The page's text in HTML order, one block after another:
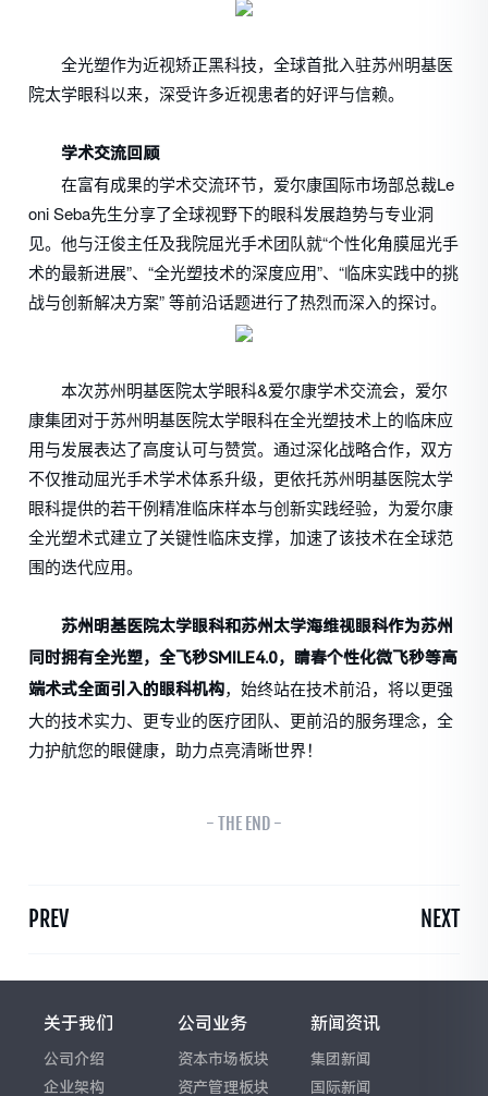
全光塑作为近视矫正黑科技，全球首批入驻苏州明基医
院太学眼科以来，深受许多近视患者的好评与信赖。
学术交流回顾
在富有成果的学术交流环节，爱尔康国际市场部总裁Le
oni Seba先生分享了全球视野下的眼科发展趋势与专业洞
见。他与汪俊主任及我院屈光手术团队就“个性化角膜屈光手
术的最新进展”、“全光塑技术的深度应用”、“临床实践中的挑
战与创新解决方案” 等前沿话题进行了热烈而深入的探讨。
本次苏州明基医院太学眼科&爱尔康学术交流会，爱尔
康集团对于苏州明基医院太学眼科在全光塑技术上的临床应
用与发展表达了高度认可与赞赏。通过深化战略合作，双方
不仅推动屈光手术学术体系升级，更依托苏州明基医院太学
眼科提供的若干例精准临床样本与创新实践经验，为爱尔康
全光塑术式建立了关键性临床支撑，加速了该技术在全球范
围的迭代应用。
苏州明基医院太学眼科和苏州太学海维视眼科作为苏州
同时拥有全光塑，全飞秒SMILE4.0，睛春个性化微飞秒等高
端术式全面引入的眼科机构，始终站在技术前沿，将以更强
大的技术实力、更专业的医疗团队、更前沿的服务理念，全
力护航您的眼健康，助力点亮清晰世界！
- THE END -
PREV NEXT
关于我们
公司介绍
企业架构
公司业务
资本市场板块
资产管理板块
新闻资讯
集团新闻
国际新闻